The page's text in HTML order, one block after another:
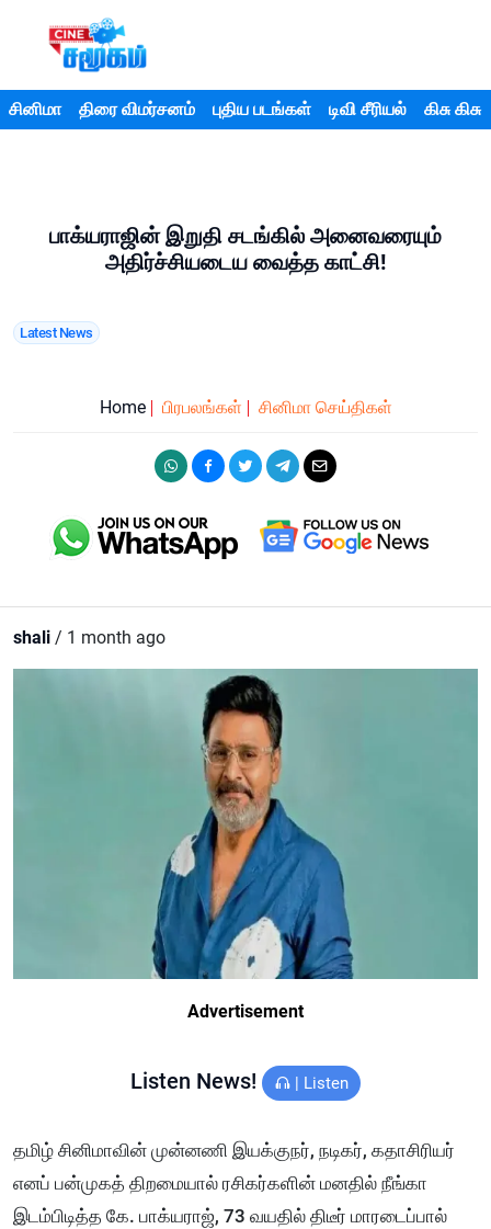
சினிமா திரை விமர்சனம் புதிய படங்கள் டிவி சீரியல் கிசு கிசு
பாக்யராஜின் இறுதி சடங்கில் அனைவரையும்
அதிர்ச்சியடைய வைத்த காட்சி!
Latest News
Home பிரபலங்கள் சினிமா செய்திகள்
shali / 1 month ago
Advertisement
Listen News! | Listen
தமிழ் சினிமாவின் முன்னணி இயக்குநர், நடிகர், கதாசிரியர்
எனப் பன்முகத் திறமையால் ரசிகர்களின் மனதில் நீங்கா
இடம்பிடித்த கே. பாக்யராஜ், 73 வயதில் திடீர் மாரடைப்பால்